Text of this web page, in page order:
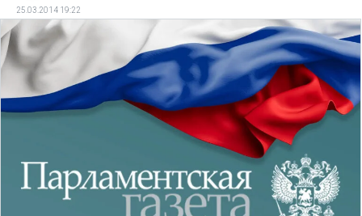
25.03.2014 19:22